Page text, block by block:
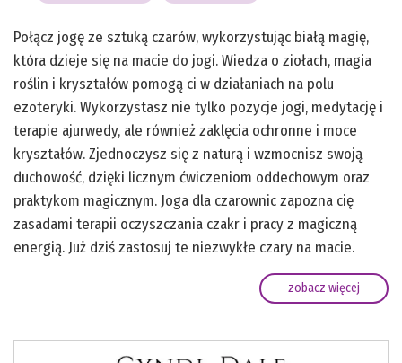
Połącz jogę ze sztuką czarów, wykorzystując białą magię,
która dzieje się na macie do jogi. Wiedza o ziołach, magia
roślin i kryształów pomogą ci w działaniach na polu
ezoteryki. Wykorzystasz nie tylko pozycje jogi, medytację i
terapie ajurwedy, ale również zaklęcia ochronne i moce
kryształów. Zjednoczysz się z naturą i wzmocnisz swoją
duchowość, dzięki licznym ćwiczeniom oddechowym oraz
praktykom magicznym. Joga dla czarownic zapozna cię
zasadami terapii oczyszczania czakr i pracy z magiczną
energią. Już dziś zastosuj te niezwykłe czary na macie.
zobacz więcej